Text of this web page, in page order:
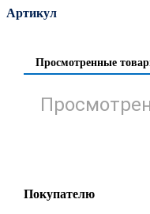
Артикул
Просмотренные
Покупателю